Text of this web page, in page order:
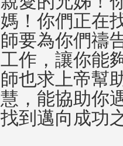
媽！你們正在
師要為你們禱
工作，讓你能
師也求上帝幫
慧，能協助你
找到邁向成功